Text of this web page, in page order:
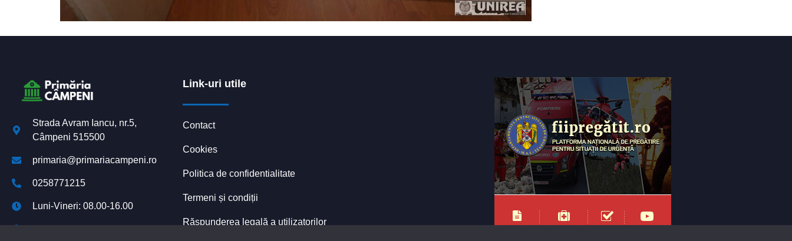
Strada Avram Iancu, nr.5,
Câmpeni 515500
primaria@primariacampeni.ro
0258771215
Luni-Vineri: 08.00-16.00
Link-uri utile
Contact
Cookies
Politica de confidentialitate
Termeni și condiții
Răspunderea legală a utilizatorilor